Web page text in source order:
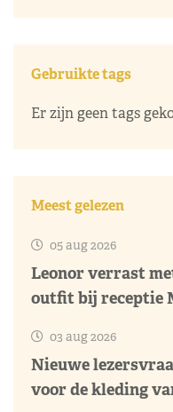
Gebruikte tags
Er zijn geen tags
Meest gelezen
05 aug 2026
Leonor verrast
outfit bij receptie
03 aug 2026
Nieuwe
voor de kleding